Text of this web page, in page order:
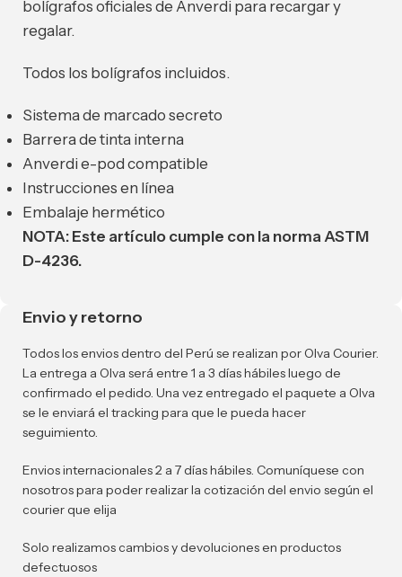
bolígrafos oficiales de Anverdi para recargar y
regalar.
Todos los bolígrafos incluidos.
Sistema de marcado secreto
Barrera de tinta interna
Anverdi e-pod compatible
Instrucciones en línea
Embalaje hermético
NOTA: Este artículo cumple con la norma ASTM
D-4236.
Envio y retorno
Todos los envios dentro del Perú se realizan por Olva Courier.
La entrega a Olva será entre 1 a 3 días hábiles luego de
confirmado el pedido. Una vez entregado el paquete a Olva
se le enviará el tracking para que le pueda hacer
seguimiento.
Envios internacionales 2 a 7 días hábiles. Comuníquese con
nosotros para poder realizar la cotización del envio según el
courier que elija
Solo realizamos cambios y devoluciones en productos
defectuosos